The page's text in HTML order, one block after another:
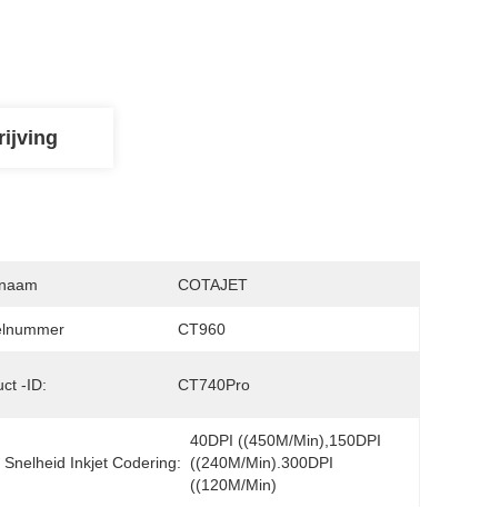
COTAJET
CT960
-ID: CT740Pro
Snelheid Inkjet Codering:
40DPI ((450M/min),150DPI
((240M/min).300DPI
((120M/min)